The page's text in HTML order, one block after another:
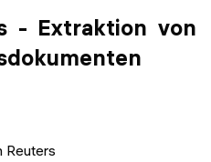
- Extraktion von